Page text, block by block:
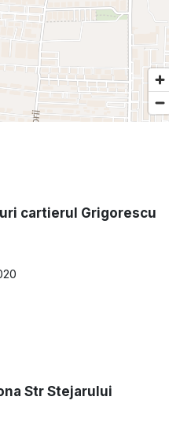
cartierul Grigorescu
Str Stejarului